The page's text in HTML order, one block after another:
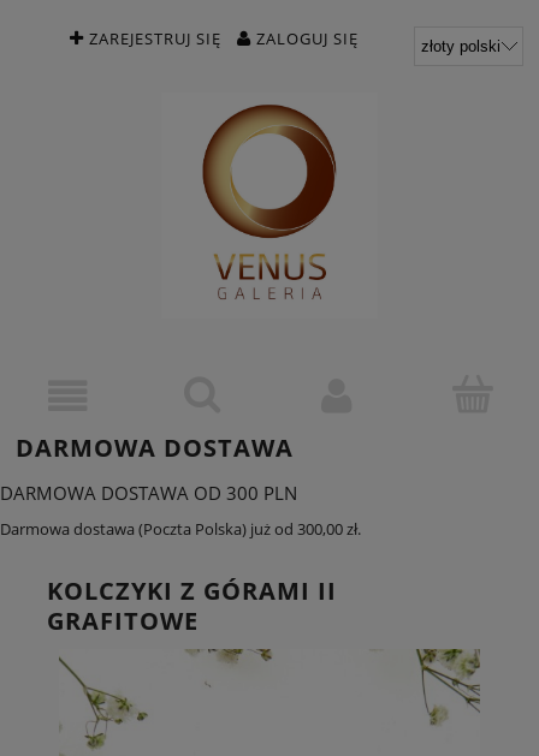
ZAREJESTRUJ SIĘ ZALOGUJ SIĘ
DARMOWA DOSTAWA
DARMOWA DOSTAWA OD 300 PLN
Darmowa dostawa (Poczta Polska) już od 300,00 zł.
KOLCZYKI Z GÓRAMI II
GRAFITOWE